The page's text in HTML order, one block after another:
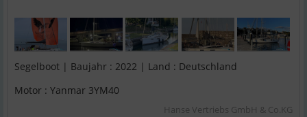
Segelboot | Baujahr : 2022 | Land : Deutschland
Motor : Yanmar 3YM40
Hanse Vertriebs GmbH & Co.KG